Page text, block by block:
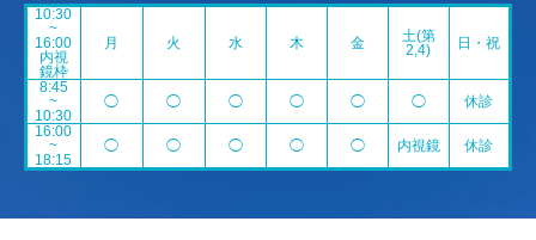
10:30
~
16:00
内視
鏡枠
月 火 水 木 金
土(第
2,4)
日・祝
8:45
~
10:30
◯ ◯ ◯ ◯ ◯ ◯
休診
16:00
~
18:15
◯ ◯ ◯ ◯ ◯ 内視鏡 休診